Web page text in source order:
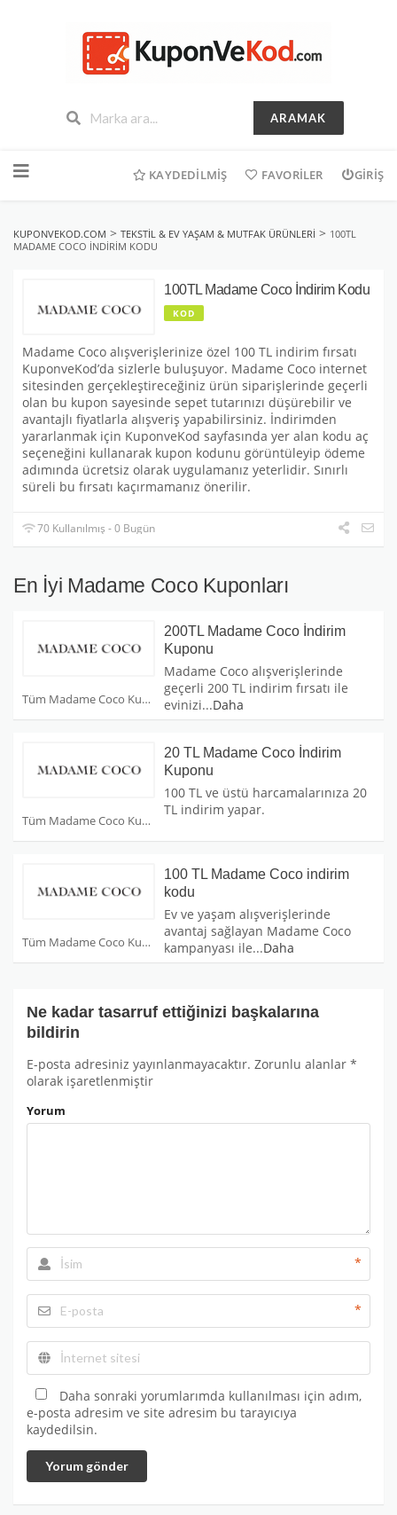
ARAMAK
geç
KAYDEDILMIŞ FAVORILER GIRIŞ
KUPONVEKOD.COM > TEKSTIL & EV YAŞAM & MUTFAK ÜRÜNLERI > 100TL
MADAME COCO İNDIRIM KODU
100TL Madame Coco İndirim Kodu
KOD
Madame Coco alışverişlerinize özel 100 TL indirim fırsatı
KuponveKod’da sizlerle buluşuyor. Madame Coco internet
sitesinden gerçekleştireceğiniz ürün siparişlerinde geçerli
olan bu kupon sayesinde sepet tutarınızı düşürebilir ve
avantajlı fiyatlarla alışveriş yapabilirsiniz. İndirimden
yararlanmak için KuponveKod sayfasında yer alan kodu aç
seçeneğini kullanarak kupon kodunu görüntüleyip ödeme
adımında ücretsiz olarak uygulamanız yeterlidir. Sınırlı
süreli bu fırsatı kaçırmamanız önerilir.
70 Kullanılmış - 0 Bugün
En İyi Madame Coco Kuponları
Tüm Madame Coco Kuponları
200TL Madame Coco İndirim
Kuponu
Madame Coco alışverişlerinde
geçerli 200 TL indirim fırsatı ile
evinizi...Daha
Tüm Madame Coco Kuponları
20 TL Madame Coco İndirim
Kuponu
100 TL ve üstü harcamalarınıza 20
TL indirim yapar.
Tüm Madame Coco Kuponları
100 TL Madame Coco indirim
kodu
Ev ve yaşam alışverişlerinde
avantaj sağlayan Madame Coco
kampanyası ile...Daha
Ne kadar tasarruf ettiğinizi başkalarına
bildirin
E-posta adresiniz yayınlanmayacaktır. Zorunlu alanlar *
olarak işaretlenmiştir
Yorum
*
*
Daha sonraki yorumlarımda kullanılması için adım,
e-posta adresim ve site adresim bu tarayıcıya
kaydedilsin.
Yorum gönder